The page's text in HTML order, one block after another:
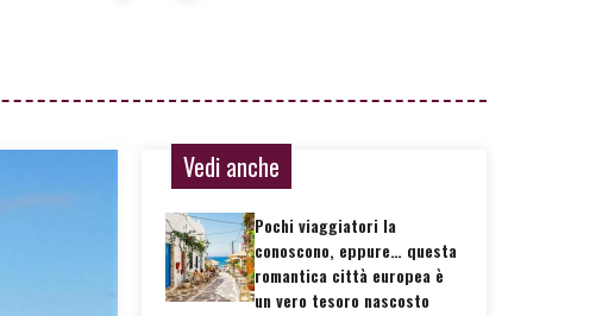
Vedi anche
Pochi viaggiatori la
conoscono, eppure… questa
romantica città europea è
un vero tesoro nascosto